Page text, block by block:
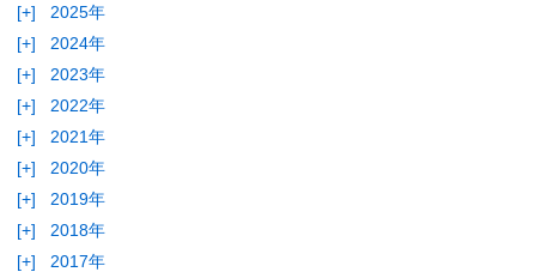
[+]
2025年
[+]
2024年
[+]
2023年
[+]
2022年
[+]
2021年
[+]
2020年
[+]
2019年
[+]
2018年
[+]
2017年